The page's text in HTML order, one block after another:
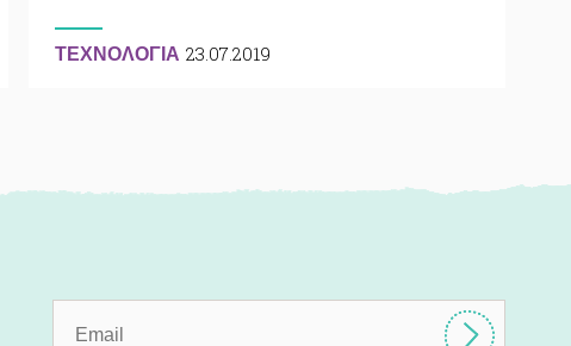
ΤΕΧΝΟΛΟΓΙΑ 23.07.2019